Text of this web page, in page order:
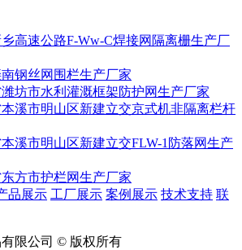
高速公路F-Ww-C焊接网隔离栅生产厂
钢丝网围栏生产厂家
坊市水利灌溉框架防护网生产厂家
溪市明山区新建立交京式机非隔离栏杆
溪市明山区新建立交FLW-1防落网生产
方市护栏网生产厂家
品展示 工厂展示 案例展示 技术支持 联
限公司 © 版权所有